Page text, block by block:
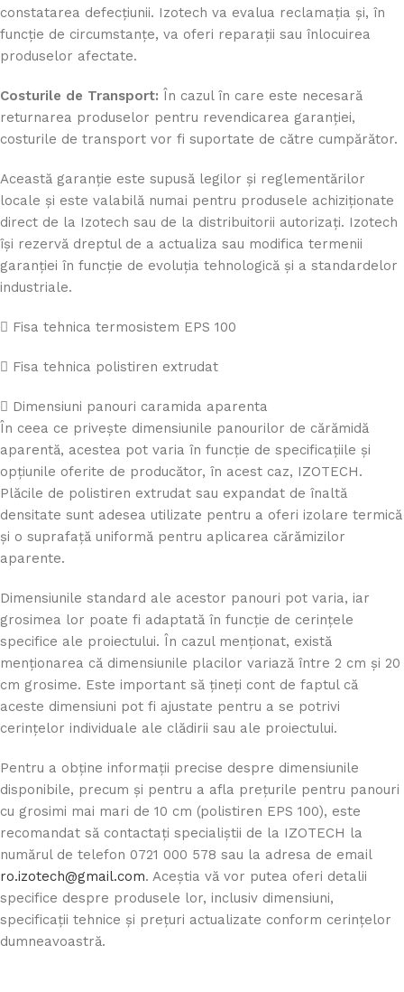
constatarea defecțiunii. Izotech va evalua reclamația și, în
funcție de circumstanțe, va oferi reparații sau înlocuirea
produselor afectate.
Costurile de Transport: În cazul în care este necesară
returnarea produselor pentru revendicarea garanției,
costurile de transport vor fi suportate de către cumpărător.
Această garanție este supusă legilor și reglementărilor
locale și este valabilă numai pentru produsele achiziționate
direct de la Izotech sau de la distribuitorii autorizați. Izotech
își rezervă dreptul de a actualiza sau modifica termenii
garanției în funcție de evoluția tehnologică și a standardelor
industriale.
Fisa tehnica termosistem EPS 100
Fisa tehnica polistiren extrudat
Dimensiuni panouri caramida aparenta
În ceea ce privește dimensiunile panourilor de cărămidă
aparentă, acestea pot varia în funcție de specificațiile și
opțiunile oferite de producător, în acest caz, IZOTECH.
Plăcile de polistiren extrudat sau expandat de înaltă
densitate sunt adesea utilizate pentru a oferi izolare termică
și o suprafață uniformă pentru aplicarea cărămizilor
aparente.
Dimensiunile standard ale acestor panouri pot varia, iar
grosimea lor poate fi adaptată în funcție de cerințele
specifice ale proiectului. În cazul menționat, există
menționarea că dimensiunile placilor variază între 2 cm și 20
cm grosime. Este important să țineți cont de faptul că
aceste dimensiuni pot fi ajustate pentru a se potrivi
cerințelor individuale ale clădirii sau ale proiectului.
Pentru a obține informații precise despre dimensiunile
disponibile, precum și pentru a afla prețurile pentru panouri
cu grosimi mai mari de 10 cm (polistiren EPS 100), este
recomandat să contactați specialiștii de la IZOTECH la
numărul de telefon 0721 000 578 sau la adresa de email
ro.izotech@gmail.com. Aceștia vă vor putea oferi detalii
specifice despre produsele lor, inclusiv dimensiuni,
specificații tehnice și prețuri actualizate conform cerințelor
dumneavoastră.